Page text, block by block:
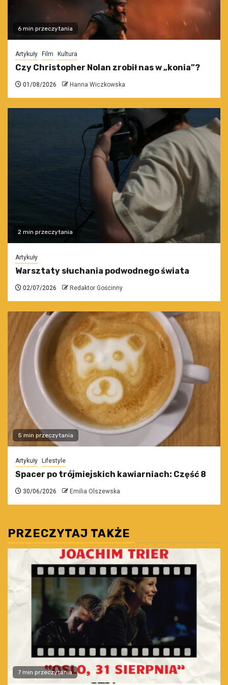
6 min przeczytania
Artykuły Film Kultura
Czy Christopher Nolan zrobił nas w „konia”?
01/08/2026 Hanna Wiczkowska
2 min przeczytania
Artykuły
Warsztaty słuchania podwodnego świata
02/07/2026 Redaktor Gościnny
5 min przeczytania
Artykuły Lifestyle
Spacer po trójmiejskich kawiarniach: Część 8
30/06/2026 Emilia Olszewska
PRZECZYTAJ TAKŻE
7 min przeczytania